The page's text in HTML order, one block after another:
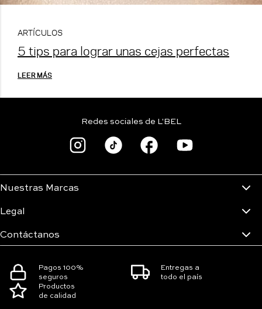
ARTÍCULOS
5 tips para lograr unas cejas perfectas
LEER MÁS
Nuestras Marcas
Legal
Contáctanos
Redes sociales de L'BEL
Pagos 100%
seguros
Entregas a
todo el país
Productos
de calidad